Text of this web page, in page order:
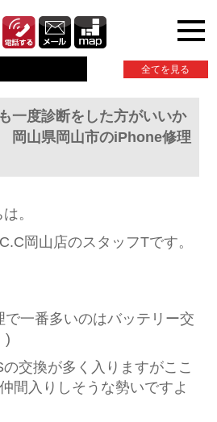
全てを見る
一度診断をした方がいいか
岡山県岡山市のiPhone修理
。
岡山店のスタッフTです。
一番多いのはバッテリー交
)
交換が多く入りますがここ
間入りしそうな勢いですよ